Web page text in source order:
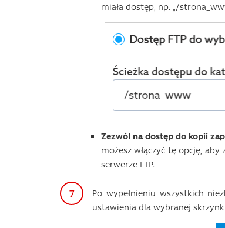
miała dostęp, np. „/
Zezwól na dostęp do kopii
możesz włączyć tę opcję,
serwerze FTP.
Po wypełnieniu wszystkich
ustawienia dla wybranej